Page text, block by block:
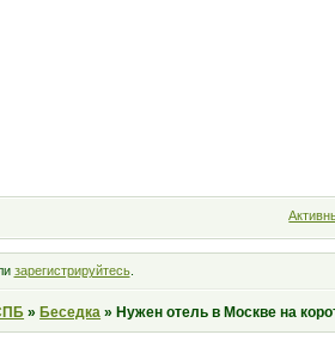
зарегистрируйтесь.
»Беседка »Нужен отель в Москве на